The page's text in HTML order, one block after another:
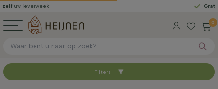
Gratis geleverd
0
Sorteer op
Filters